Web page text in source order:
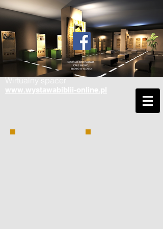
Wirtualny spacer
www.wystawabiblii-online.pl